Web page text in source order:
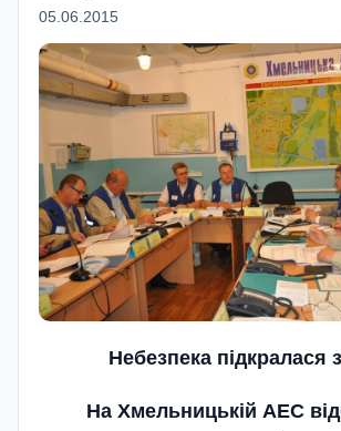
05.06.2015
Небезпека пiдкралася
На Хмельницькій АЕС